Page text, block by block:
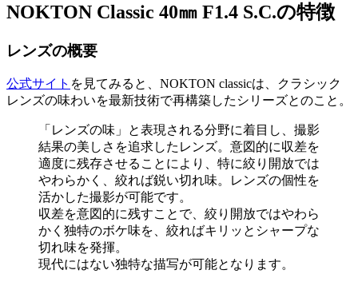
NOKTON Classic 40㎜ F1.4 S.C.の特徴
レンズの概要
公式サイト を見てみると、NOKTON classicは、クラシック
レンズの味わいを最新技術で再構築したシリーズとのこと。
「レンズの味」と表現される分野に着目し、撮影
結果の美しさを追求したレンズ。意図的に収差を
適度に残存させることにより、特に絞り開放では
やわらかく、絞れば鋭い切れ味。レンズの個性を
活かした撮影が可能です。
収差を意図的に残すことで、絞り開放ではやわら
かく独特のボケ味を、絞ればキリッとシャープな
切れ味を発揮。
現代にはない独特な描写が可能となります。